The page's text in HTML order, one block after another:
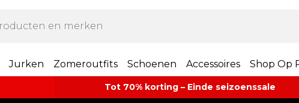
Jurken Zomeroutfits Schoenen Accessoires Shop Op
Tot 70% korting – Einde seizoenssale